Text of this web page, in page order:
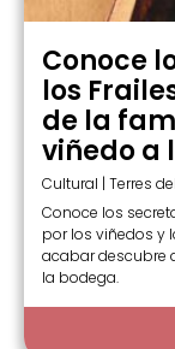
Conoce
los
de la
viñedo a
Cultural | Terres
Conoce los
por los viñedos y
acabar descubre
la bodega.